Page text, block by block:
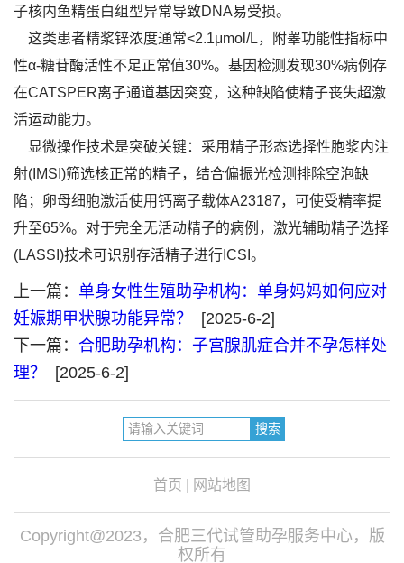
子核内鱼精蛋白组型异常导致DNA易受损。
这类患者精浆锌浓度通常<2.1μmol/L，附睾功能性指标中
性α-糖苷酶活性不足正常值30%。基因检测发现30%病例存
在CATSPER离子通道基因突变，这种缺陷使精子丧失超激
活运动能力。
显微操作技术是突破关键：采用精子形态选择性胞浆内注
射(IMSI)筛选核正常的精子，结合偏振光检测排除空泡缺
陷；卵母细胞激活使用钙离子载体A23187，可使受精率提
升至65%。对于完全无活动精子的病例，激光辅助精子选择
(LASSI)技术可识别存活精子进行ICSI。
上一篇： 单身女性生殖助孕机构：单身妈妈如何应对
妊娠期甲状腺功能异常？
[2025-6-2]
下一篇： 合肥助孕机构：子宫腺肌症合并不孕怎样处
理？
[2025-6-2]
首页 网站地图
Copyright@2023，合肥三代试管助孕服务中心，版
权所有